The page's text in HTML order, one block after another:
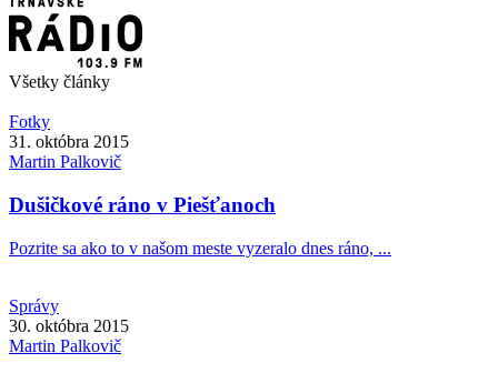
Všetky články
Fotky
31. októbra 2015
Martin Palkovič
Dušičkové ráno v Piešťanoch
Pozrite sa ako to v našom meste vyzeralo dnes ráno, ...
Správy
30. októbra 2015
Martin Palkovič